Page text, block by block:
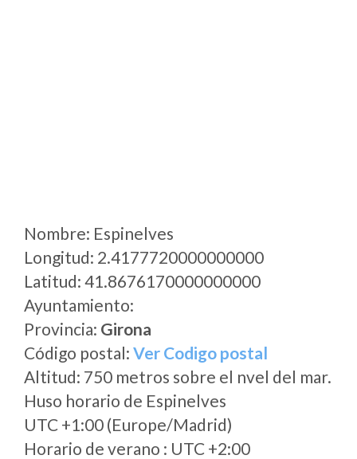
Nombre: Espinelves
Longitud: 2.4177720000000000
Latitud: 41.8676170000000000
Ayuntamiento:
Provincia: Girona
Código postal: Ver Codigo postal
Altitud: 750 metros sobre el nvel del mar.
Huso horario de Espinelves
UTC +1:00 (Europe/Madrid)
Horario de verano : UTC +2:00